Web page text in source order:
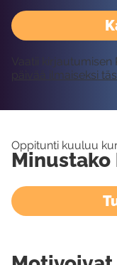
Vaatii
päivää ilmaiseksi
Oppitunti kuuluu